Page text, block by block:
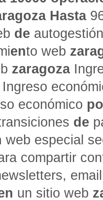
Hasta
de
ento web
zaragoza
económico
de
web especial
compartir
un sitio web